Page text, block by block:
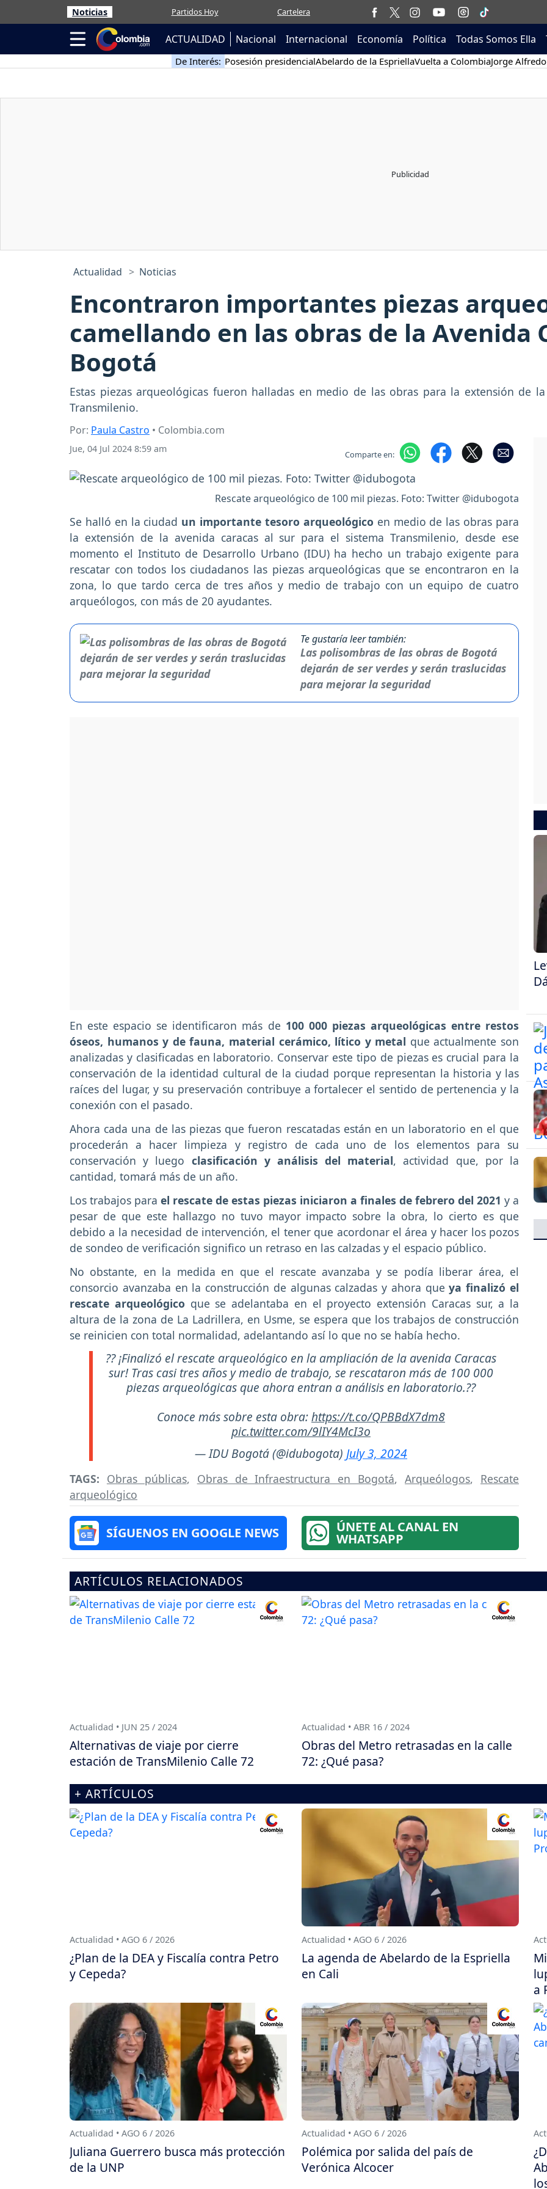
Noticias Partidos Hoy Cartelera
ACTUALIDAD Nacional Internacional Economía Política Todas Somos Ella
De Interés: Posesión presidencialAbelardo de la EspriellaVuelta a ColombiaJorge
Actualidad Noticias
Encontraron importantes piezas
camellando en las obras de la Avenida
Bogotá
Estas piezas arqueológicas fueron halladas en medio de las obras para la extensión de
Transmilenio.
Por: Paula Castro • Colombia.com
Jue, 04 Jul 2024 8:59 am Comparte en:
Rescate arqueológico de 100 mil piezas. Foto: Twitter @idubogota
Se halló en la ciudad un importante tesoro arqueológico en medio de las obras para
la extensión de la avenida caracas al sur para el sistema Transmilenio, desde ese
momento el Instituto de Desarrollo Urbano (IDU) ha hecho un trabajo exigente para
rescatar con todos los ciudadanos las piezas arqueológicas que se encontraron en la
zona, lo que tardo cerca de tres años y medio de trabajo con un equipo de cuatro
arqueólogos, con más de 20 ayudantes.
Te gustaría leer también:
Las polisombras de las obras de Bogotá
dejarán de ser verdes y serán traslucidas
para mejorar la seguridad
En este espacio se identificaron más de 100 000 piezas arqueológicas entre restos
óseos, humanos y de fauna, material cerámico, lítico y metal que actualmente son
analizadas y clasificadas en laboratorio. Conservar este tipo de piezas es crucial para la
conservación de la identidad cultural de la ciudad porque representan la historia y las
raíces del lugar, y su preservación contribuye a fortalecer el sentido de pertenencia y la
conexión con el pasado.
Ahora cada una de las piezas que fueron rescatadas están en un laboratorio en el que
procederán a hacer limpieza y registro de cada uno de los elementos para su
conservación y luego clasificación y análisis del material, actividad que, por la
cantidad, tomará más de un año.
Los trabajos para el rescate de estas piezas iniciaron a finales de febrero del 2021 y a
pesar de que este hallazgo no tuvo mayor impacto sobre la obra, lo cierto es que
debido a la necesidad de intervención, el tener que acordonar el área y hacer los pozos
de sondeo de verificación significo un retraso en las calzadas y el espacio público.
No obstante, en la medida en que el rescate avanzaba y se podía liberar área, el
consorcio avanzaba en la construcción de algunas calzadas y ahora que ya finalizó el
rescate arqueológico que se adelantaba en el proyecto extensión Caracas sur, a la
altura de la zona de La Ladrillera, en Usme, se espera que los trabajos de construcción
se reinicien con total normalidad, adelantando así lo que no se había hecho.
?? ¡Finalizó el rescate arqueológico en la ampliación de la avenida Caracas
sur! Tras casi tres años y medio de trabajo, se rescataron más de 100 000
piezas arqueológicas que ahora entran a análisis en laboratorio.??
Conoce más sobre esta obra:https://t.co/QPBBdX7dm8
pic.twitter.com/9lIY4McI3o
— IDU Bogotá (@idubogota) July 3, 2024
TAGS: Obras públicas, Obras de Infraestructura en Bogotá,Arqueólogos, Rescate
arqueológico
SÍGUENOS EN GOOGLE NEWS ÚNETE AL CANAL EN
WHATSAPP
ARTÍCULOS RELACIONADOS
Actualidad • JUN 25 / 2024
Alternativas de viaje por cierre
estación de TransMilenio Calle 72
Actualidad • ABR 16 / 2024
Obras del Metro retrasadas en la calle
72: ¿Qué pasa?
+ ARTÍCULOS
Actualidad • AGO 6 / 2026
¿Plan de la DEA y Fiscalía contra Petro
y Cepeda?
Actualidad • AGO 6 / 2026
La agenda de Abelardo de la Espriella
en Cali
a
Actualidad • AGO 6 / 2026
Juliana Guerrero busca más protección
de la UNP
Actualidad • AGO 6 / 2026
Polémica por salida del país de
Verónica Alcocer